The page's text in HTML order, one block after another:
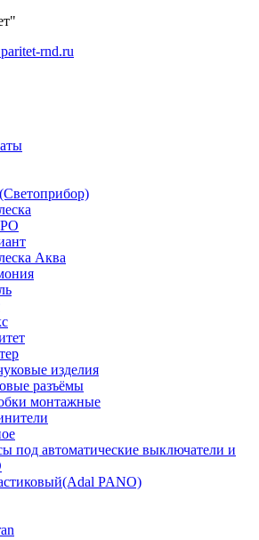
rnd.ru
Аква
изделия
разъёмы
монтажные
под автоматические выключатели и
PANO)